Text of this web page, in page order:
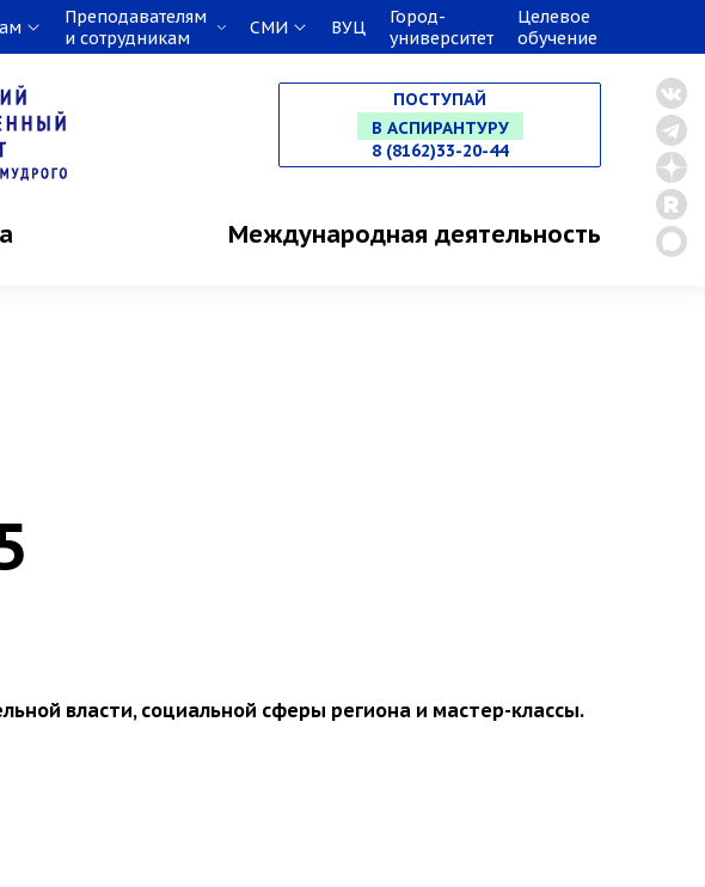
Преподавателям
и сотрудникам
СМИ ВУЦ
Город-
университет
Целевое
обучение
ПОСТУПАЙ
НА СПЕЦИАЛИТЕТ
В МАГИСТРАТУРУ
8 (8162)33-20-44
Международная деятельность
власти, социальной сферы региона и мастер-классы.